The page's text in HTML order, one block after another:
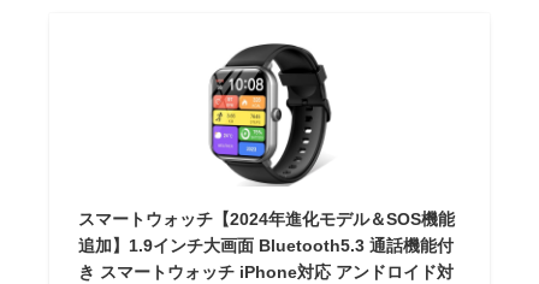
スマートウォッチ【2024年進化モデル＆SOS機能
追加】1.9インチ大画面 Bluetooth5.3 通話機能付
き スマートウォッチ iPhone対応 アンドロイド対